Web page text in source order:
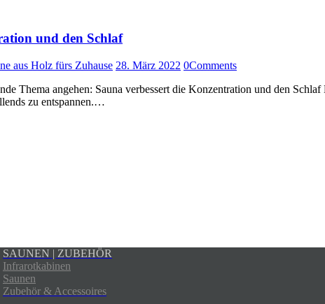
und den Schlaf
aus Holz fürs Zuhause 28. März 2022 0Comments
Thema angehen: Sauna verbessert die Konzentration und den
zu entspannen.…
SAUNEN | ZUBEHÖR
Infrarotkabinen
Saunen
Zubehör & Accessoires